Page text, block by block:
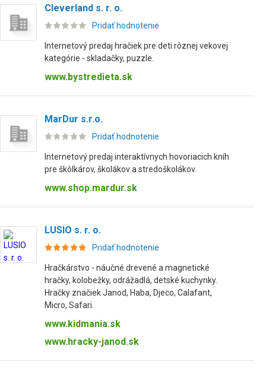
Cleverland s. r. o.
Pridať hodnotenie
Internetový predaj hračiek pre deti rôznej vekovej
kategórie - skladačky, puzzle.
www.bystredieta.sk
MarDur s.r.o.
Pridať hodnotenie
Internetový predaj interaktívnych hovoriacich kníh
pre škôlkárov, školákov a stredoškolákov.
www.shop.mardur.sk
LUSIO s. r. o.
Pridať hodnotenie
Hračkárstvo - náučné drevené a magnetické
hračky, kolobežky, odrážadlá, detské kuchynky.
Hračky značiek Janod, Haba, Djeco, Calafant,
Micro, Safari.
www.kidmania.sk
www.hracky-janod.sk